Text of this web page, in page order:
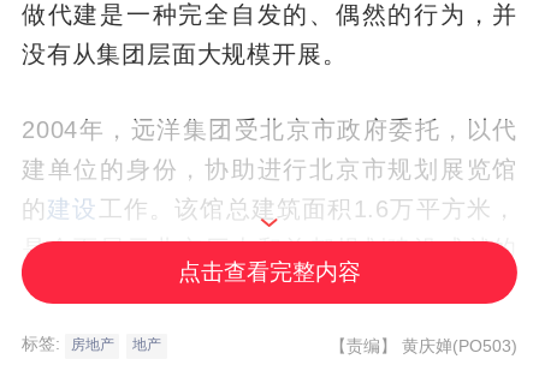
做代建是一种完全自发的、偶然的行为，并
没有从集团层面大规模开展。
2004年，远洋集团受北京市政府委托，以代
建单位的身份，协助进行北京市规划展览馆
的建设 工作。该馆总建筑面积1.6万平方米，
是全面展示北京历史和首都规划建设成就的
综合性展馆。
类似的案例还有很多，因政府代建项目体量
点击查看完整内容
标签: 房地产 地产 【责编】 黄庆婵(PO503)